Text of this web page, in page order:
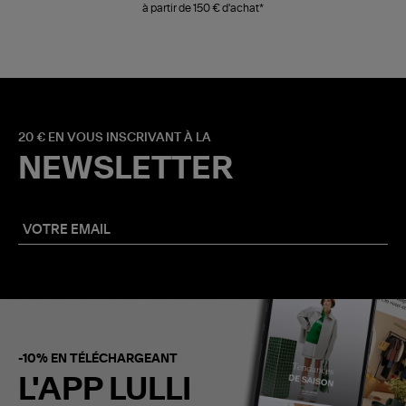
à partir de 150 € d'achat*
20 € EN VOUS INSCRIVANT À LA
NEWSLETTER
-10% EN TÉLÉCHARGEANT
L'APP LULLI